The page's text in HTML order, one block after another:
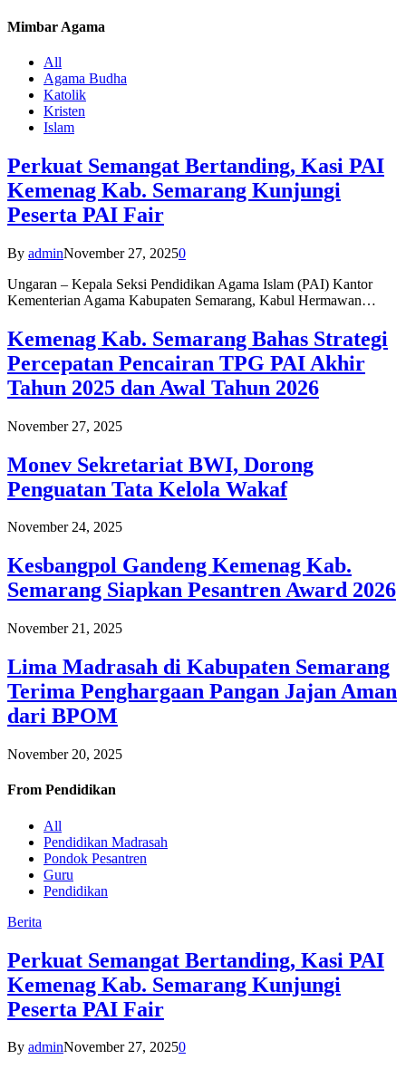
Mimbar Agama
All
Agama Budha
Katolik
Kristen
Islam
Perkuat Semangat Bertanding, Kasi PAI
Kemenag Kab. Semarang Kunjungi
Peserta PAI Fair
By adminNovember 27, 20250
Ungaran – Kepala Seksi Pendidikan Agama Islam (PAI) Kantor
Kementerian Agama Kabupaten Semarang, Kabul Hermawan…
Kemenag Kab. Semarang Bahas Strategi
Percepatan Pencairan TPG PAI Akhir
Tahun 2025 dan Awal Tahun 2026
November 27, 2025
Monev Sekretariat BWI, Dorong
Penguatan Tata Kelola Wakaf
November 24, 2025
Kesbangpol Gandeng Kemenag Kab.
Semarang Siapkan Pesantren Award 2026
November 21, 2025
Lima Madrasah di Kabupaten Semarang
Terima Penghargaan Pangan Jajan Aman
dari BPOM
November 20, 2025
From Pendidikan
All
Pendidikan Madrasah
Pondok Pesantren
Guru
Pendidikan
Berita
Perkuat Semangat Bertanding, Kasi PAI
Kemenag Kab. Semarang Kunjungi
Peserta PAI Fair
By adminNovember 27, 20250